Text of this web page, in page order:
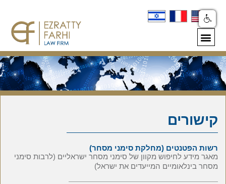
קישורים
רשות הפטנטים (מחלקת סימני מסחר)
מאגר מידע לחיפוש מקוון של סימני מסחר ישראליים (לרבות סימני
מסחר בינלאומיים המייעדים את ישראל)